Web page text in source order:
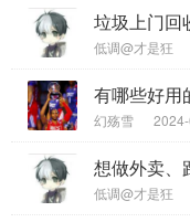
低调@才是狂
有哪些好用
幻殇雪
低调@才是狂